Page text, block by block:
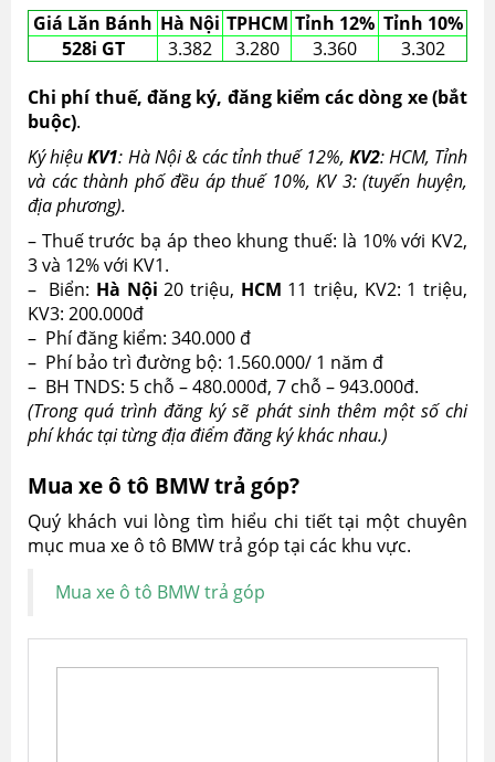
Giá Lăn Bánh Hà Nội TPHCM Tỉnh 12% Tỉnh 10%
528i GT
3.382 3.280 3.360
3.302
Chi phí thuế, đăng ký, đăng kiểm các dòng xe (bắt
buộc).
Ký hiệuKV1: Hà Nội & các tỉnh thuế 12%, KV2: HCM, Tỉnh
và các thành phố đều áp thuế 10%, KV 3: (tuyến huyện,
địa phương).
– Thuế trước bạ áp theo khung thuế: là 10% với KV2,
3 và 12% với KV1.
– Biển: Hà Nội 20 triệu, HCM 11 triệu, KV2: 1 triệu,
KV3: 200.000đ
– Phí đăng kiểm: 340.000 đ
– Phí bảo trì đường bộ: 1.560.000/ 1 năm đ
– BH TNDS: 5 chỗ – 480.000đ, 7 chỗ – 943.000đ.
(Trong quá trình đăng ký sẽ phát sinh thêm một số chi
phí khác tại từng địa điểm đăng ký khác nhau.)
Mua xe ô tô BMW trả góp?
Quý khách vui lòng tìm hiểu chi tiết tại một chuyên
mục mua xe ô tô BMW trả góp tại các khu vực.
Mua xe ô tô BMW trả góp